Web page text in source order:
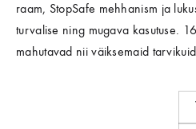
raam, StopSafe mehhanism ja
turvalise ning mugava kasutuse.
mahutavad nii väiksemaid